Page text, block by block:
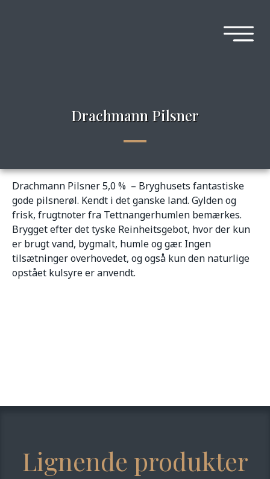
Drachmann Pilsner
Drachmann Pilsner 5,0 % – Bryghusets fantastiske
gode pilsnerøl. Kendt i det ganske land. Gylden og
frisk, frugtnoter fra Tettnangerhumlen bemærkes.
Brygget efter det tyske Reinheitsgebot, hvor der kun
er brugt vand, bygmalt, humle og gær. Ingen
tilsætninger overhovedet, og også kun den naturlige
opstået kulsyre er anvendt.
Lignende produkter